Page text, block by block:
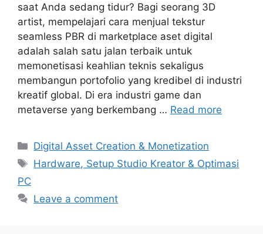
saat Anda sedang tidur? Bagi seorang 3D
artist, mempelajari cara menjual tekstur
seamless PBR di marketplace aset digital
adalah salah satu jalan terbaik untuk
memonetisasi keahlian teknis sekaligus
membangun portofolio yang kredibel di industri
kreatif global. Di era industri game dan
metaverse yang berkembang … Read more
Categories
Digital Asset Creation & Monetization
Tags
Hardware, Setup Studio Kreator & Optimasi
PC
Leave a comment